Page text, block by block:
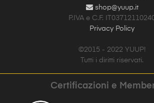
shop@yuup.it
P.IVA e C.F.
Privacy Policy
©2015 - 2022 YUUP!
Tutti i diritti riservati.
Certificazioni e